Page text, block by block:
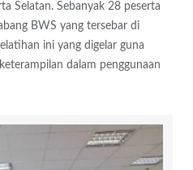
Selatan. Sebanyak 28 peserta
BWS yang tersebar di
ini yang digelar guna
dalam penggunaan